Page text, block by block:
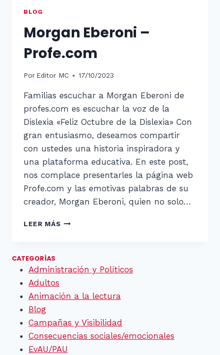
BLOG
Morgan Eberoni –
Profe.com
Por Editor MC 17/10/2023
Familias escuchar a Morgan Eberoni de
profes.com es escuchar la voz de la
Dislexia «Feliz Octubre de la Dislexia» Con
gran entusiasmo, deseamos compartir
con ustedes una historia inspiradora y
una plataforma educativa. En este post,
nos complace presentarles la página web
Profe.com y las emotivas palabras de su
creador, Morgan Eberoni, quien no solo…
LEER MÁSMORGAN
CATEGORÍAS
Administración y Políticos
Adultos
Animación a la lectura
Blog
Campañas y Visibilidad
Consecuencias sociales/emocionales
EvAU/PAU